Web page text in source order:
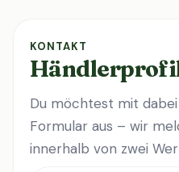
KONTAKT
Du möchtest mit dabei
Formular aus – wir
innerhalb von zwei